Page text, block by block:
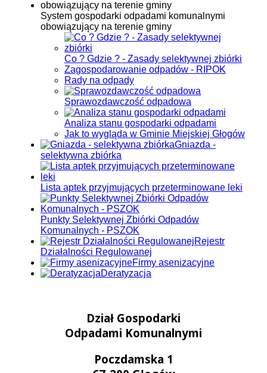
System gospodarki odpadami komunalnymi
obowiązujący na terenie gminy
Co ? Gdzie ? - Zasady selektywnej zbiórki
Zagospodarowanie odpadów - RIPOK
Rady na odpady
Sprawozdawczość odpadowa
Analiza stanu gospodarki odpadami
Jak to wygląda w Gminie Miejskiej Głogów
Gniazda -
selektywna zbiórka
Lista aptek przyjmujących przeterminowane leki
Punkty Selektywnej Zbiórki Odpadów
Komunalnych - PSZOK
Rejestr
Działalności Regulowanej
Firmy asenizacyjne
Deratyzacja
Dział Gospodarki
Odpadami Komunalnymi
Poczdamska 1